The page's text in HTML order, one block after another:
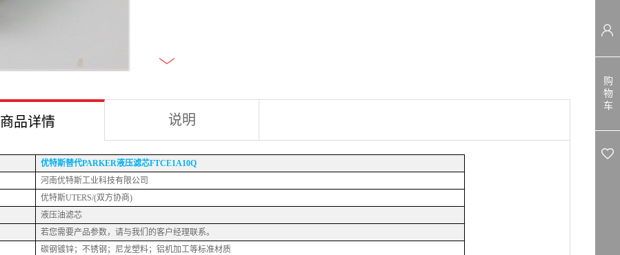
商品详情 说明
优特斯替代PARKER液压滤芯FTCE1A10Q
河南优特斯工业科技有限公司
优特斯UTERS/(双方协商)
液压油滤芯
若您需要产品参数，请与我们的客户经理联系。
碳钢镀锌；不锈钢；尼龙塑料；铝机加工等标准材质
购
物
车